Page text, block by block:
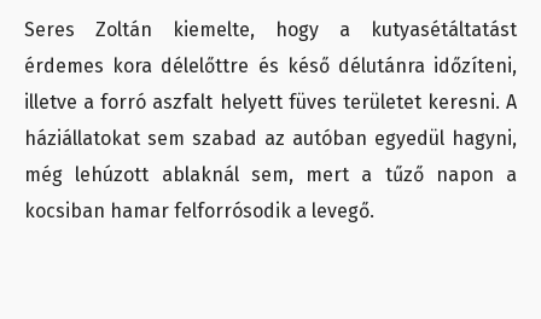
Seres Zoltán kiemelte, hogy a kutyasétáltatást
érdemes kora délelőttre és késő délutánra időzíteni,
illetve a forró aszfalt helyett füves területet keresni. A
háziállatokat sem szabad az autóban egyedül hagyni,
még lehúzott ablaknál sem, mert a tűző napon a
kocsiban hamar felforrósodik a levegő.